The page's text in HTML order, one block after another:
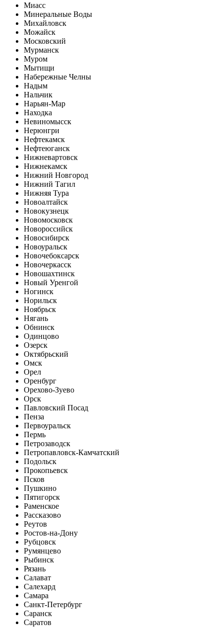
Миасс
Минеральные Воды
Михайловск
Можайск
Московский
Мурманск
Муром
Мытищи
Набережные Челны
Надым
Нальчик
Нарьян-Мар
Находка
Невиномысск
Нерюнгри
Нефтекамск
Нефтеюганск
Нижневартовск
Нижнекамск
Нижний Новгород
Нижний Тагил
Нижняя Тура
Новоалтайск
Новокузнецк
Новомосковск
Новороссийск
Новосибирск
Новоуральск
Новочебоксарск
Новочеркасск
Новошахтинск
Новый Уренгой
Ногинск
Норильск
Ноябрьск
Нягань
Обнинск
Одинцово
Озерск
Октябрьский
Омск
Орел
Оренбург
Орехово-Зуево
Орск
Павловский Посад
Пенза
Первоуральск
Пермь
Петрозаводск
Петропавловск-Камчатский
Подольск
Прокопьевск
Псков
Пушкино
Пятигорск
Раменское
Рассказово
Реутов
Ростов-на-Дону
Рубцовск
Румянцево
Рыбинск
Рязань
Салават
Салехард
Самара
Санкт-Петербург
Саранск
Саратов